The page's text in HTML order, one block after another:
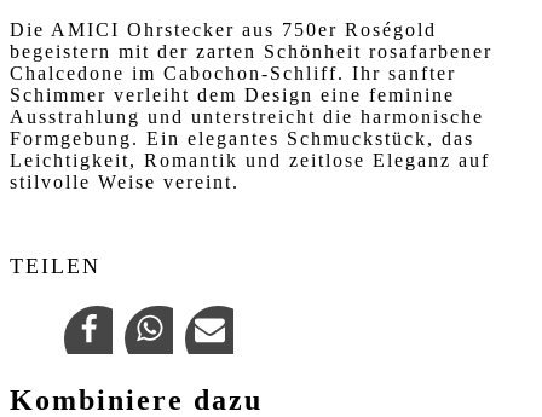
Die AMICI Ohrstecker aus 750er Roségold
begeistern mit der zarten Schönheit rosafarbener
Chalcedone im Cabochon-Schliff. Ihr sanfter
Schimmer verleiht dem Design eine feminine
Ausstrahlung und unterstreicht die harmonische
Formgebung. Ein elegantes Schmuckstück, das
Leichtigkeit, Romantik und zeitlose Eleganz auf
stilvolle Weise vereint.
TEILEN
Kombiniere dazu